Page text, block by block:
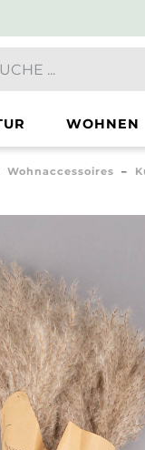
WOHNEN
Wohnaccessoires